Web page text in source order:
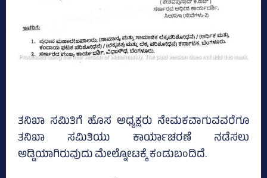
ತನಿಖಾ ಸಮಿತಿಗೆ ಹೊಸ ಅಧ್ಯಕ್ಷರು ನೇಮಕವಾಗುವವರೆಗೂ
ತನಿಖಾ ಸಮಿತಿಯು ಕಾರ್ಯಾಚರಣೆ ನಡೆಸಲು
ಅಡ್ಡಿಯಾಗಿರುವುದು ಮೇಲ್ನೋಟಕ್ಕೆ ಕಂಡುಬಂದಿದೆ.